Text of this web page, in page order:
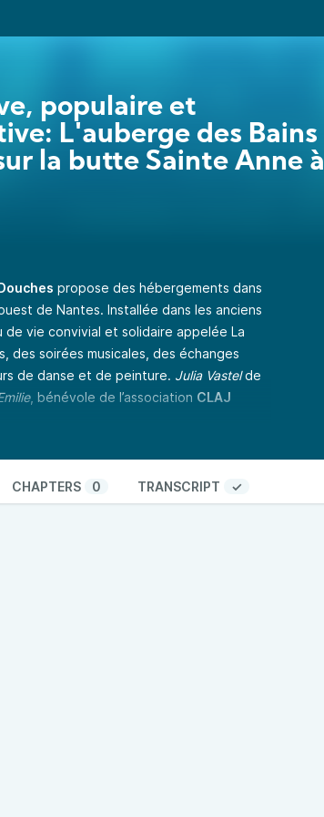
populaire et
L'auberge des Bains
la butte Sainte Anne à
propose des hébergements dans
de Nantes. Installée dans les anciens
de vie convivial et solidaire appelée La
des soirées musicales, des échanges
de danse et de peinture. Julia Vastelde
, bénévole de l’association CLAJ
commun des radios
mutualisée entre 14 radios qui, à
vous emmène à la rencontre
CHAPTERS 0 TRANSCRIPT ✓